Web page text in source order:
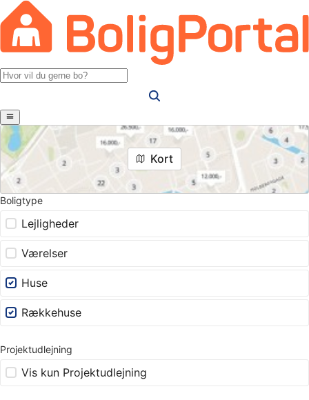
Kort
Boligtype
Lejligheder
Værelser
Huse
Rækkehuse
Projektudlejning
Vis kun Projektudlejning